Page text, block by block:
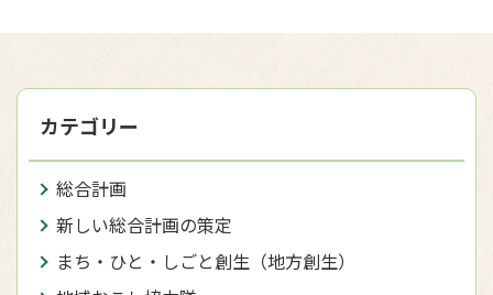
カテゴリー
総合計画
新しい総合計画の策定
まち・ひと・しごと創生（地方創生）